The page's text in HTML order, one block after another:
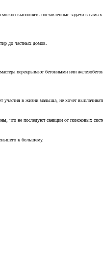
выполнять поставленные задачи в
до частных домов.
перекрывают бетонными или
в жизни малыша, не хочет
что не последуют санкции от поисковых
к большему.